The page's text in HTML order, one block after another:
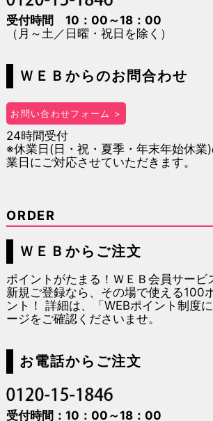
受付時間 10：00～18：00
（月～土／日曜・祝日を除く）
ＷＥＢからのお問合わせ
お問い合わせフォーム >
24時間受付
※休業日(日・祝・夏季・年末年始休業
業日にご対応させていただきます。
ORDER
ＷＥＢからご注文
ポイントがたまる！ＷＥＢ会員サービ
新規ご登録なら、その場で使える100
ント！ 詳細は、「 WEBポイント制度
ージをご確認くださいませ。
お電話からご注文
受付時間：10：00～18：00